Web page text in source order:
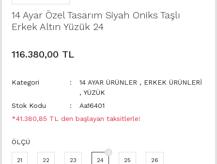
14 Ayar Özel Tasarım Siyah Oniks Taşlı
Erkek Altın Yüzük 24
116.380,00 TL
Kategori 14 AYAR ÜRÜNLER , ERKEK ÜRÜNLERİ
, YÜZÜK
Stok Kodu
Aa16401
*41.380,85 TL den başlayan taksitlerle!
ÖLÇÜ
21 22 23 24 25 26